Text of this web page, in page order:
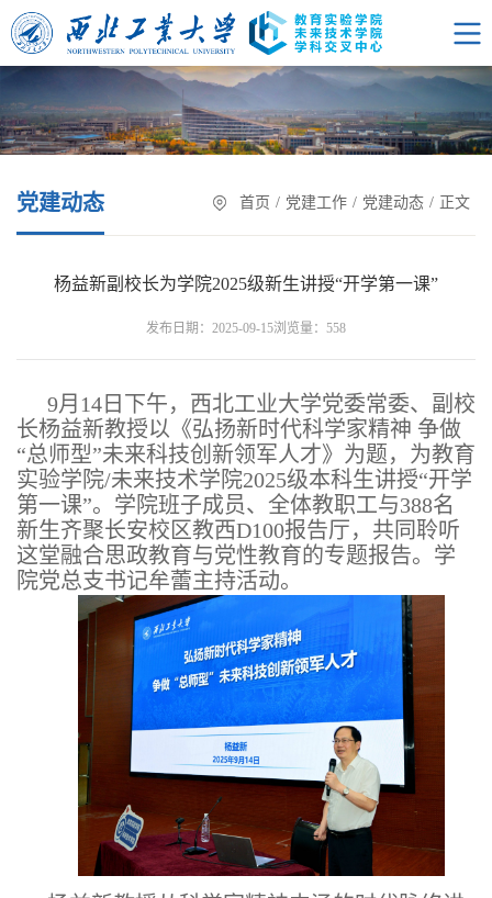
党建动态 首页 / 党建工作 / 党建动态 / 正文
杨益新副校长为学院2025级新生讲授“开学第一课”
发布日期：2025-09-15浏览量： 558
9月14日下午，西北工业大学党委常委、副校
长杨益新教授以《弘扬新时代科学家精神 争做
“总师型”未来科技创新领军人才》为题，为教育
实验学院/未来技术学院2025级本科生讲授“开学
第一课”。学院班子成员、全体教职工与388名
新生齐聚长安校区教西D100报告厅，共同聆听
这堂融合思政教育与党性教育的专题报告。学
院党总支书记牟蕾主持活动。